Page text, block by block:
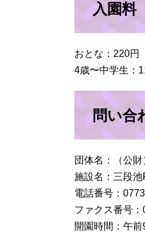
入園料
おとな：220円
4歳〜中学生：
問い合
団体名：（公
施設名：三段池
電話番号：
ファクス番号
開園時間：午